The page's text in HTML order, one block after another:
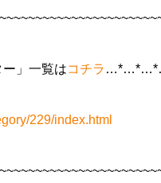
」一覧はコチラ
229/index.html